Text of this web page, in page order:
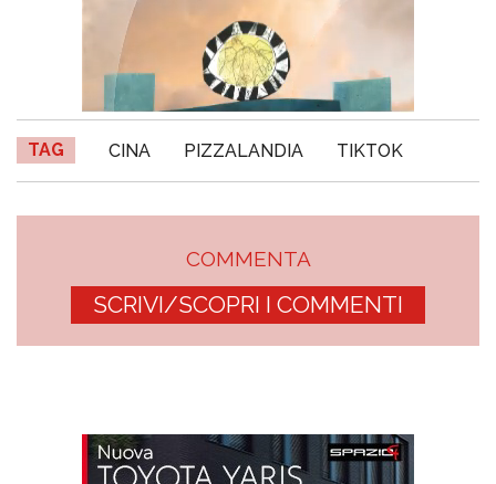
TAG CINA PIZZALANDIA TIKTOK
COMMENTA
SCRIVI/SCOPRI I COMMENTI